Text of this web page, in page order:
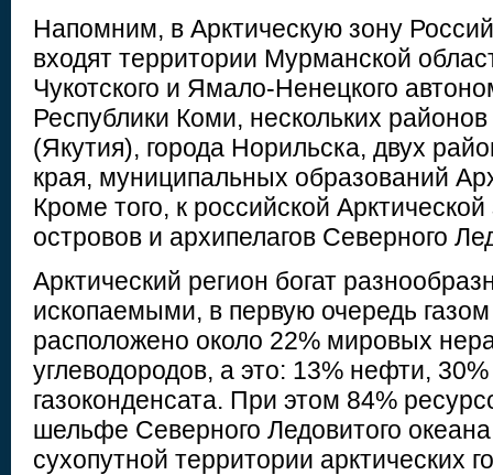
Напомним, в Арктическую зону
входят территории Мурманской
Чукотского и Ямало-Ненецкого
Республики Коми, нескольких
(Якутия), города Норильска, двух
края, муниципальных образований
Кроме того, к российской
островов и архипелагов Северного
Арктический регион богат
ископаемыми, в первую очередь
расположено около 22% мировых
углеводородов, а это: 13% нефти,
газоконденсата. При этом 84%
шельфе Северного Ледовитого
сухопутной территории арктических